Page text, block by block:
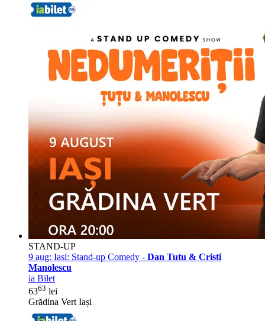
STAND-UP
9 aug: Iasi: Stand-up Comedy - Dan Tutu & Cristi
Manolescu
ia Bilet
6363 lei
Grădina Vert Iași